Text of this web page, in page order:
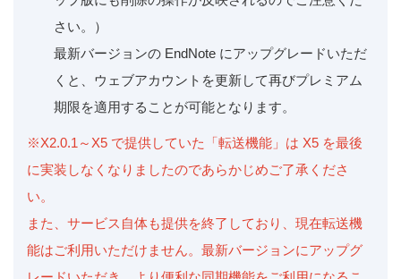
さい。）
最新バージョンの EndNote にアップグレードいただ
くと、ウェブアカウントを更新して再びプレミアム
期限を適用することが可能となります。
※X2.0.1～X5 で提供していた「転送機能」は X5 を最後
に実装しなくなりましたのであらかじめご了承くださ
い。
また、サービス自体も提供を終了しており、現在転送機
能はご利用いただけません。最新バージョンにアップグ